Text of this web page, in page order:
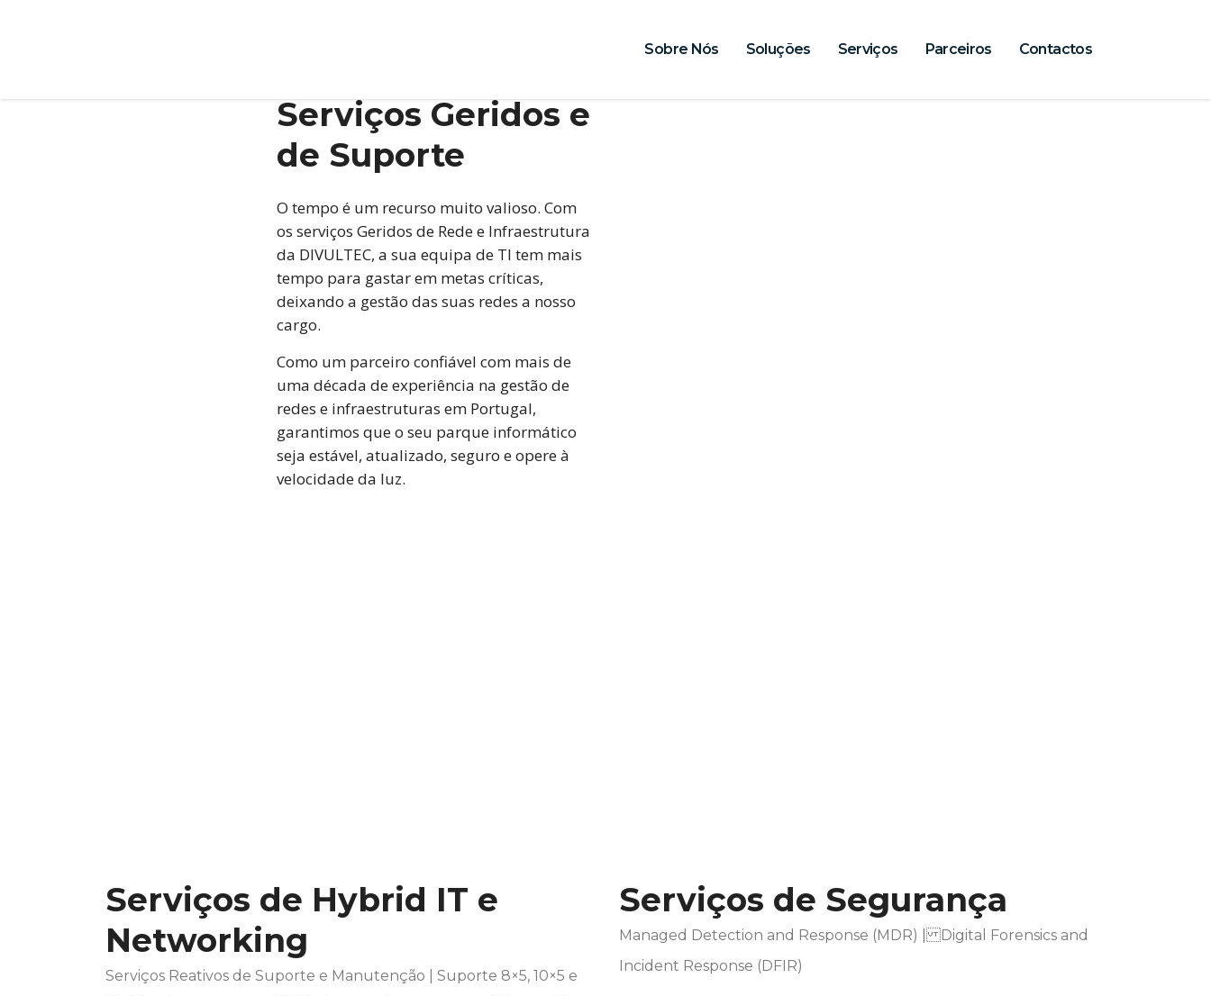
Sobre Nós Soluções Serviços Parceiros Contactos
Serviços Geridos e
de Suporte
O tempo é um recurso muito valioso. Com
os serviços Geridos de Rede e Infraestrutura
da DIVULTEC, a sua equipa de TI tem mais
tempo para gastar em metas críticas,
deixando a gestão das suas redes a nosso
cargo.
Como um parceiro confiável com mais de
uma década de experiência na gestão de
redes e infraestruturas em Portugal,
garantimos que o seu parque informático
seja estável, atualizado, seguro e opere à
velocidade da luz.
Serviços de Hybrid IT e
Networking
Serviços Reativos de Suporte e Manutenção | Suporte 8×5, 10×5 e
Serviços de Segurança
Managed Detection and Response (MDR) | Digital Forensics and
Incident Response (DFIR)